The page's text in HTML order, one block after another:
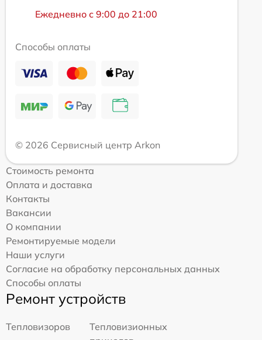
Ежедневно с 9:00 до 21:00
Способы оплаты
© 2026 Сервисный центр Arkon
Стоимость ремонта
Оплата и доставка
Контакты
Вакансии
О компании
Ремонтируемые модели
Наши услуги
Согласие на обработку персональных данных
Способы оплаты
Ремонт устройств
Тепловизоров
Тепловизионных